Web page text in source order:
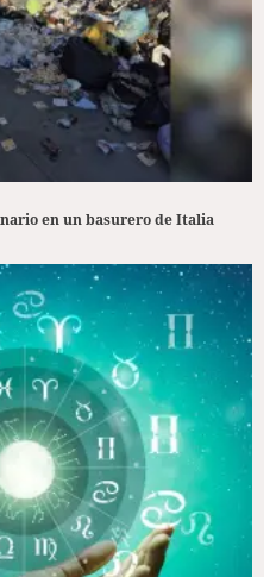
en un basurero de Italia